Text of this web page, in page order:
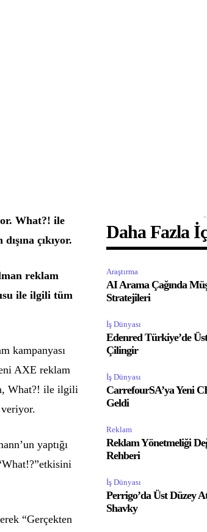
What?! ile
çıkıyor.
reklam
ile ilgili tüm
kampanyası
AXE reklam
What?! ile ilgili
yaptığı
“Gerçekten
-
Daha Fazla
Araştırma
AI Arama Çağında
Stratejileri
İş Dünyası
Edenred Türkiye’de
Çilingir
İş Dünyası
CarrefourSA’ya Yeni
Geldi
Reklam
Reklam Yönetmeliği
Rehberi
İş Dünyası
Perrigo’da Üst Düzey
Shavky